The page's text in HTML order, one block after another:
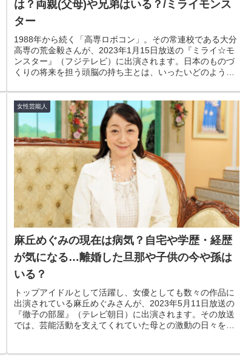
は？両親(父母)や兄弟はいる？/ミライモンス
ター
1988年から続く「高専ロボコン」。その常連校である大分
高専の荒金毅さんが、2023年1月15日放送の『ミライ☆モ
ンスター』（フジテレビ）に出演されます。日本のものづ
くりの将来を担う頭脳の持ち主とは、いったいどのような
女性芸能人
麻丘めぐみの現在は病気？自宅や学歴・経歴
が気になる…離婚した旦那や子供の今や孫は
いる？
トップアイドルとして活躍し、女優としても数々の作品に
出演されている麻丘めぐみさんが、2023年5月11日放送の
『徹子の部屋』（テレビ朝日）に出演されます。その放送
では、芸能活動を支えてくれていた母との激動の日々をお